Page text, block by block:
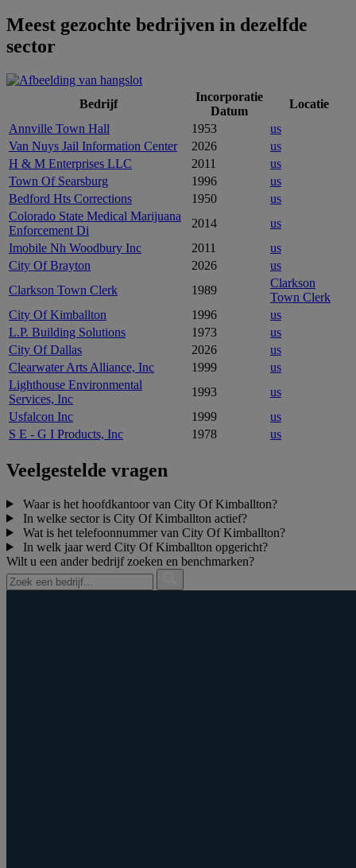
Meest gezochte bedrijven in dezelfde
sector
Bedrijf
Incorporatie
Datum
Locatie
Annville Town Hall
1953
us
Van Nuys Jail Information Center
2026
us
H & M Enterprises LLC
2011
us
Town Of Searsburg
1996
us
Bedford Hts Corrections
1950
us
Colorado State Medical Marijuana
Enforcement Di
2014
us
Imobile Nh Woodbury Inc
2011
us
City Of Brayton
2026
us
Clarkson Town Clerk
1989
Clarkson
Town Clerk
City Of Kimballton
1996
us
L.P. Building Solutions
1973
us
City Of Dallas
2026
us
Clearwater Arts Alliance, Inc
1999
us
Lighthouse Environmental
Services, Inc
1993
us
Usfalcon Inc
1999
us
S E - G I Products, Inc
1978 us
Veelgestelde vragen
Waar is het hoofdkantoor van City Of Kimballton?
In welke sector is City Of Kimballton actief?
Wat is het telefoonnummer van City Of Kimballton?
In welk jaar werd City Of Kimballton opgericht?
Wilt u een ander bedrijf zoeken en benchmarken?